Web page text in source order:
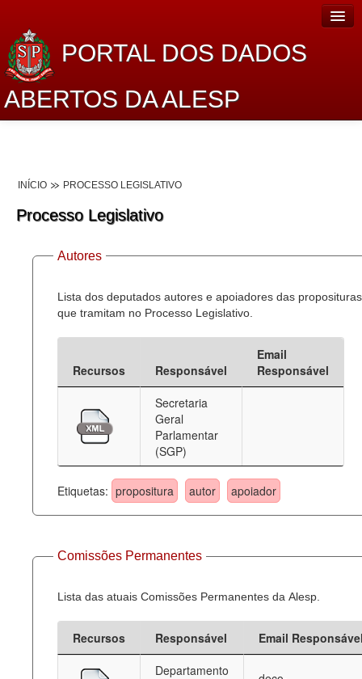
PORTAL DOS DADOS
ABERTOS DA ALESP
Lei de Acesso à Informação
Dados Governamentais Abertos
Planejamento
Catálogo de dados
Deputados Estaduais
Administração
Agenda
Perguntas frequentes
Contato
INÍCIO PROCESSO LEGISLATIVO
Processo Legislativo
Autores
Lista dos deputados autores e apoiadores das proposituras
que tramitam no Processo Legislativo.
Recursos Responsável
Email
Responsável
Secretaria
Geral
Parlamentar
(SGP)
Etiquetas: propositura autor apoiador
Comissões Permanentes
Lista das atuais Comissões Permanentes da Alesp.
Recursos Responsável
Email
Departamento